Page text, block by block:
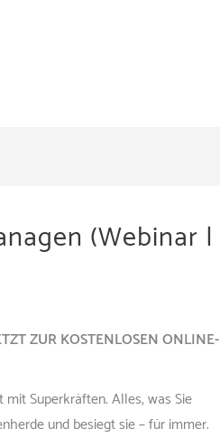
(Webinar |
ZUR KOSTENLOSEN ONLINE-
Superkräften. Alles, was Sie
und besiegt sie – für immer.